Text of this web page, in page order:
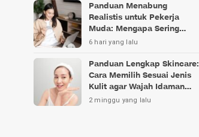
Panduan Menabung
Realistis untuk Pekerja
Muda: Mengapa Sering
Gagal?
6 hari yang lalu
Panduan Lengkap Skincare:
Cara Memilih Sesuai Jenis
Kulit agar Wajah Idaman
Bukan Sekadar Mimpi
2 minggu yang lalu